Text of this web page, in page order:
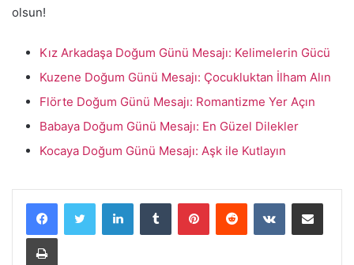
olsun!
Kız Arkadaşa Doğum Günü Mesajı: Kelimelerin Gücü
Kuzene Doğum Günü Mesajı: Çocukluktan İlham Alın
Flörte Doğum Günü Mesajı: Romantizme Yer Açın
Babaya Doğum Günü Mesajı: En Güzel Dilekler
Kocaya Doğum Günü Mesajı: Aşk ile Kutlayın
LinkedInTumblr PinterestReddit VKontakteE-Posta ile paylaş
Yazdır